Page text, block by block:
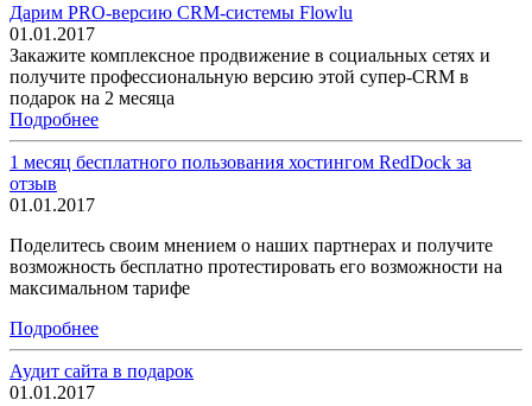
Дарим PRO-версию CRM-системы Flowlu
01.01.2017
Закажите комплексное продвижение в социальных сетях и
получите профессиональную версию этой супер-CRM в
подарок на 2 месяца
Подробнее
1 месяц бесплатного пользования хостингом RedDock за
отзыв
01.01.2017
Поделитесь своим мнением о наших партнерах и получите
возможность бесплатно протестировать его возможности на
максимальном тарифе
Подробнее
Аудит сайта в подарок
01.01.2017